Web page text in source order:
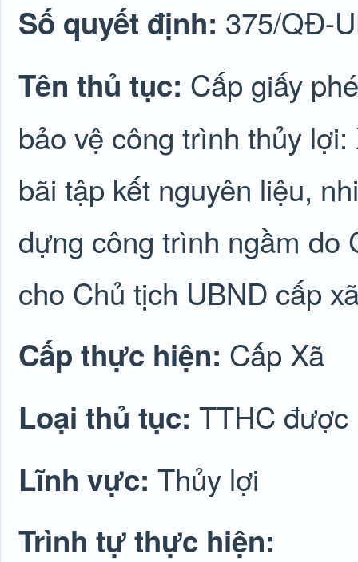
Số quyết định: 375/QĐ-
Tên thủ tục: Cấp giấy
bảo vệ công trình thủy
bãi tập kết nguyên liệu,
dựng công trình ngầm do
cho Chủ tịch UBND cấp
Cấp thực hiện: Cấp Xã
Loại thủ tục: TTHC được
Lĩnh vực: Thủy lợi
Trình tự thực hiện: